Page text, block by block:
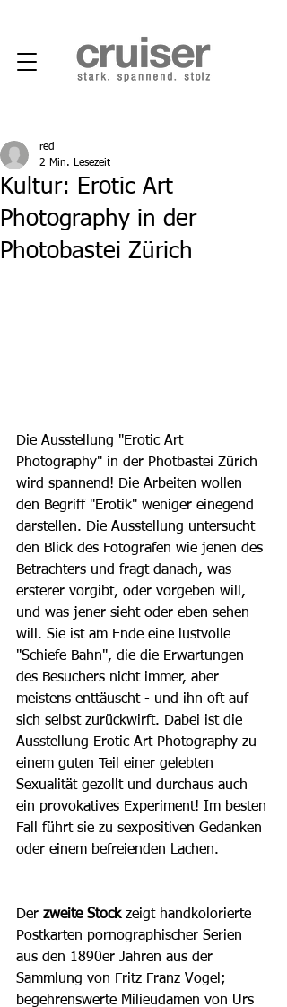
Kultur: Erotic Art
Photography in der
Photobastei Zürich
red
2 Min. Lesezeit
Die Ausstellung "Erotic Art
Photography" in der Photbastei Zürich
wird spannend! Die Arbeiten wollen
den Begriff "Erotik" weniger einegend
darstellen. Die Ausstellung untersucht
den Blick des Fotografen wie jenen des
Betrachters und fragt danach, was
ersterer vorgibt, oder vorgeben will,
und was jener sieht oder eben sehen
will. Sie ist am Ende eine lustvolle
"Schiefe Bahn", die die Erwartungen
des Besuchers nicht immer, aber
meistens enttäuscht - und ihn oft auf
sich selbst zurückwirft. Dabei ist die
Ausstellung Erotic Art Photography zu
einem guten Teil einer gelebten
Sexualität gezollt und durchaus auch
ein provokatives Experiment! Im besten
Fall führt sie zu sexpositiven Gedanken
oder einem befreienden Lachen.
Der zweite Stock zeigt handkolorierte
Postkarten pornographischer Serien
aus den 1890er Jahren aus der
Sammlung von Fritz Franz Vogel;
begehrenswerte Milieudamen von Urs